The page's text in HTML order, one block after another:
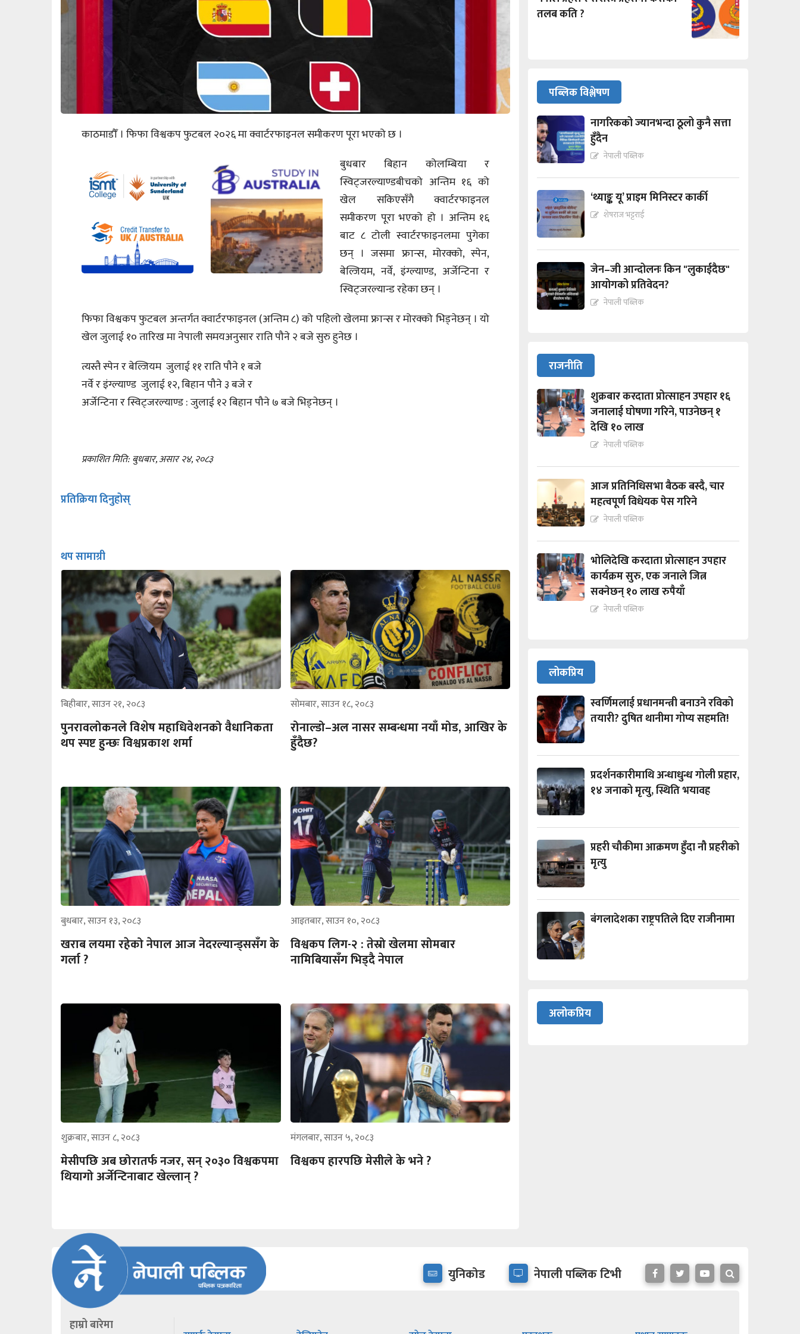
काठमाडौँ । फिफा विश्वकप फुटबल २०२६ मा क्वार्टरफाइनल समीकरण पूरा भएको छ ।
बुधबार बिहान कोलम्बिया र
स्विट्जरल्याण्डबीचको अन्तिम १६ को
खेल सकिएसँगै क्वार्टरफाइनल
समीकरण पूरा भएको हो । अन्तिम १६
बाट ८ टोली स्वार्टरफाइनलमा पुगेका
छन् । जसमा फ्रान्स, मोरक्को, स्पेन,
बेल्जियम, नर्वे, इंग्ल्याण्ड, अर्जेन्टिना र
स्विट्जरल्यान्ड रहेका छन् ।
फिफा विश्वकप फुटबल अन्तर्गत क्वार्टरफाइनल (अन्तिम ८) को पहिलो खेलमा फ्रान्स र मोरक्को भिड्नेछन् । यो
खेल जुलाई १० तारिख मा नेपाली समयअनुसार राति पौने २ बजे सुरु हुनेछ ।
त्यस्तै स्पेन र बेल्जियम जुलाई ११ राति पौने १ बजे
नर्वे र इंग्ल्याण्ड जुलाई १२, बिहान पौने ३ बजे र
अर्जेन्टिना र स्विट्जरल्याण्ड : जुलाई १२ बिहान पौने ७ बजे भिड्नेछन् ।
प्रकाशित मिति: बुधबार, असार २४, २०८३
प्रतिक्रिया दिनुहोस्
थप सामाग्री
बिहीबार, साउन २१, २०८३
पुनरावलोकनले विशेष महाधिवेशनको वैधानिकता
थप स्पष्ट हुन्छः विश्वप्रकाश शर्मा
सोमबार, साउन १८, २०८३
रोनाल्डो–अल नासर सम्बन्धमा नयाँ मोड, आखिर के
हुँदैछ?
बुधबार, साउन १३, २०८३
खराब लयमा रहेको नेपाल आज नेदरल्यान्ड्ससँग के
गर्ला ?
आइतबार, साउन १०, २०८३
विश्वकप लिग-२ : तेस्रो खेलमा सोमबार
नामिबियासँग भिड्दै नेपाल
शुक्रबार, साउन ८, २०८३
मेसीपछि अब छोरातर्फ नजर, सन् २०३० विश्वकपमा
थियागो अर्जेन्टिनाबाट खेल्लान् ?
मंगलबार, साउन ५, २०८३
विश्वकप हारपछि मेसीले के भने ?
तलब कति ?
पब्लिक विश्लेषण
नागरिकको ज्यानभन्दा ठूलो कुनै सत्ता
हुँदैन
नेपाली पब्लिक
‘थ्याङ्क यू’ प्राइम मिनिस्टर कार्की
शेषराज भट्टराई
जेन–जी आन्दोलनः किन "लुकाईदैछ"
आयोगको प्रतिवेदन?
नेपाली पब्लिक
राजनीति
शुक्रबार करदाता प्रोत्साहन उपहार १६
जनालाई घोषणा गरिने, पाउनेछन् १
देखि १० लाख
नेपाली पब्लिक
आज प्रतिनिधिसभा बैठक बस्दै, चार
महत्वपूर्ण विधेयक पेस गरिने
नेपाली पब्लिक
भोलिदेखि करदाता प्रोत्साहन उपहार
कार्यक्रम सुरु, एक जनाले जित्न
सक्नेछन् १० लाख रुपैयाँ
नेपाली पब्लिक
लोकप्रिय
स्वर्णिमलाई प्रधानमन्त्री बनाउने रविको
तयारी? दुषित थानीमा गोप्य सहमति!
प्रदर्शनकारीमाथि अन्धाधुन्ध गोली प्रहार,
१४ जनाको मृत्यु, स्थिति भयावह
प्रहरी चौकीमा आक्रमण हुँदा नौ प्रहरीको
मृत्यु
बंगलादेशका राष्ट्रपतिले दिए राजीनामा
अलोकप्रिय
युनिकोड नेपाली पब्लिक टिभी
हाम्रो बारेमा